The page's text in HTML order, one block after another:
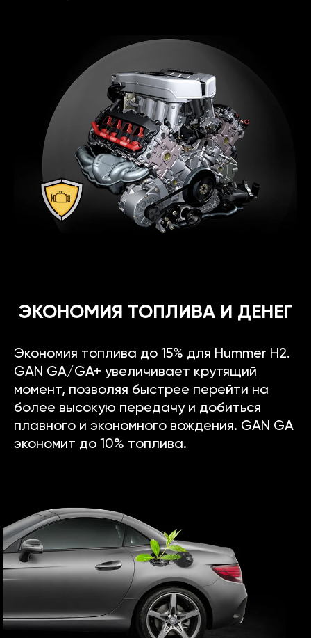
ЭКОНОМИЯ ТОПЛИВА И ДЕНЕГ
Экономия топлива до 15% для Hummer H2.
GAN GA/GA+ увеличивает крутящий
момент, позволяя быстрее перейти на
более высокую передачу и добиться
плавного и экономного вождения. GAN GA
экономит до 10% топлива.